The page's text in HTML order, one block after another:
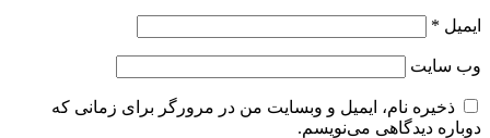
ایمیل *
وب‌ سایت
ذخیره نام، ایمیل و وبسایت من در مرورگر برای زمانی که
دوباره دیدگاهی می‌نویسم.